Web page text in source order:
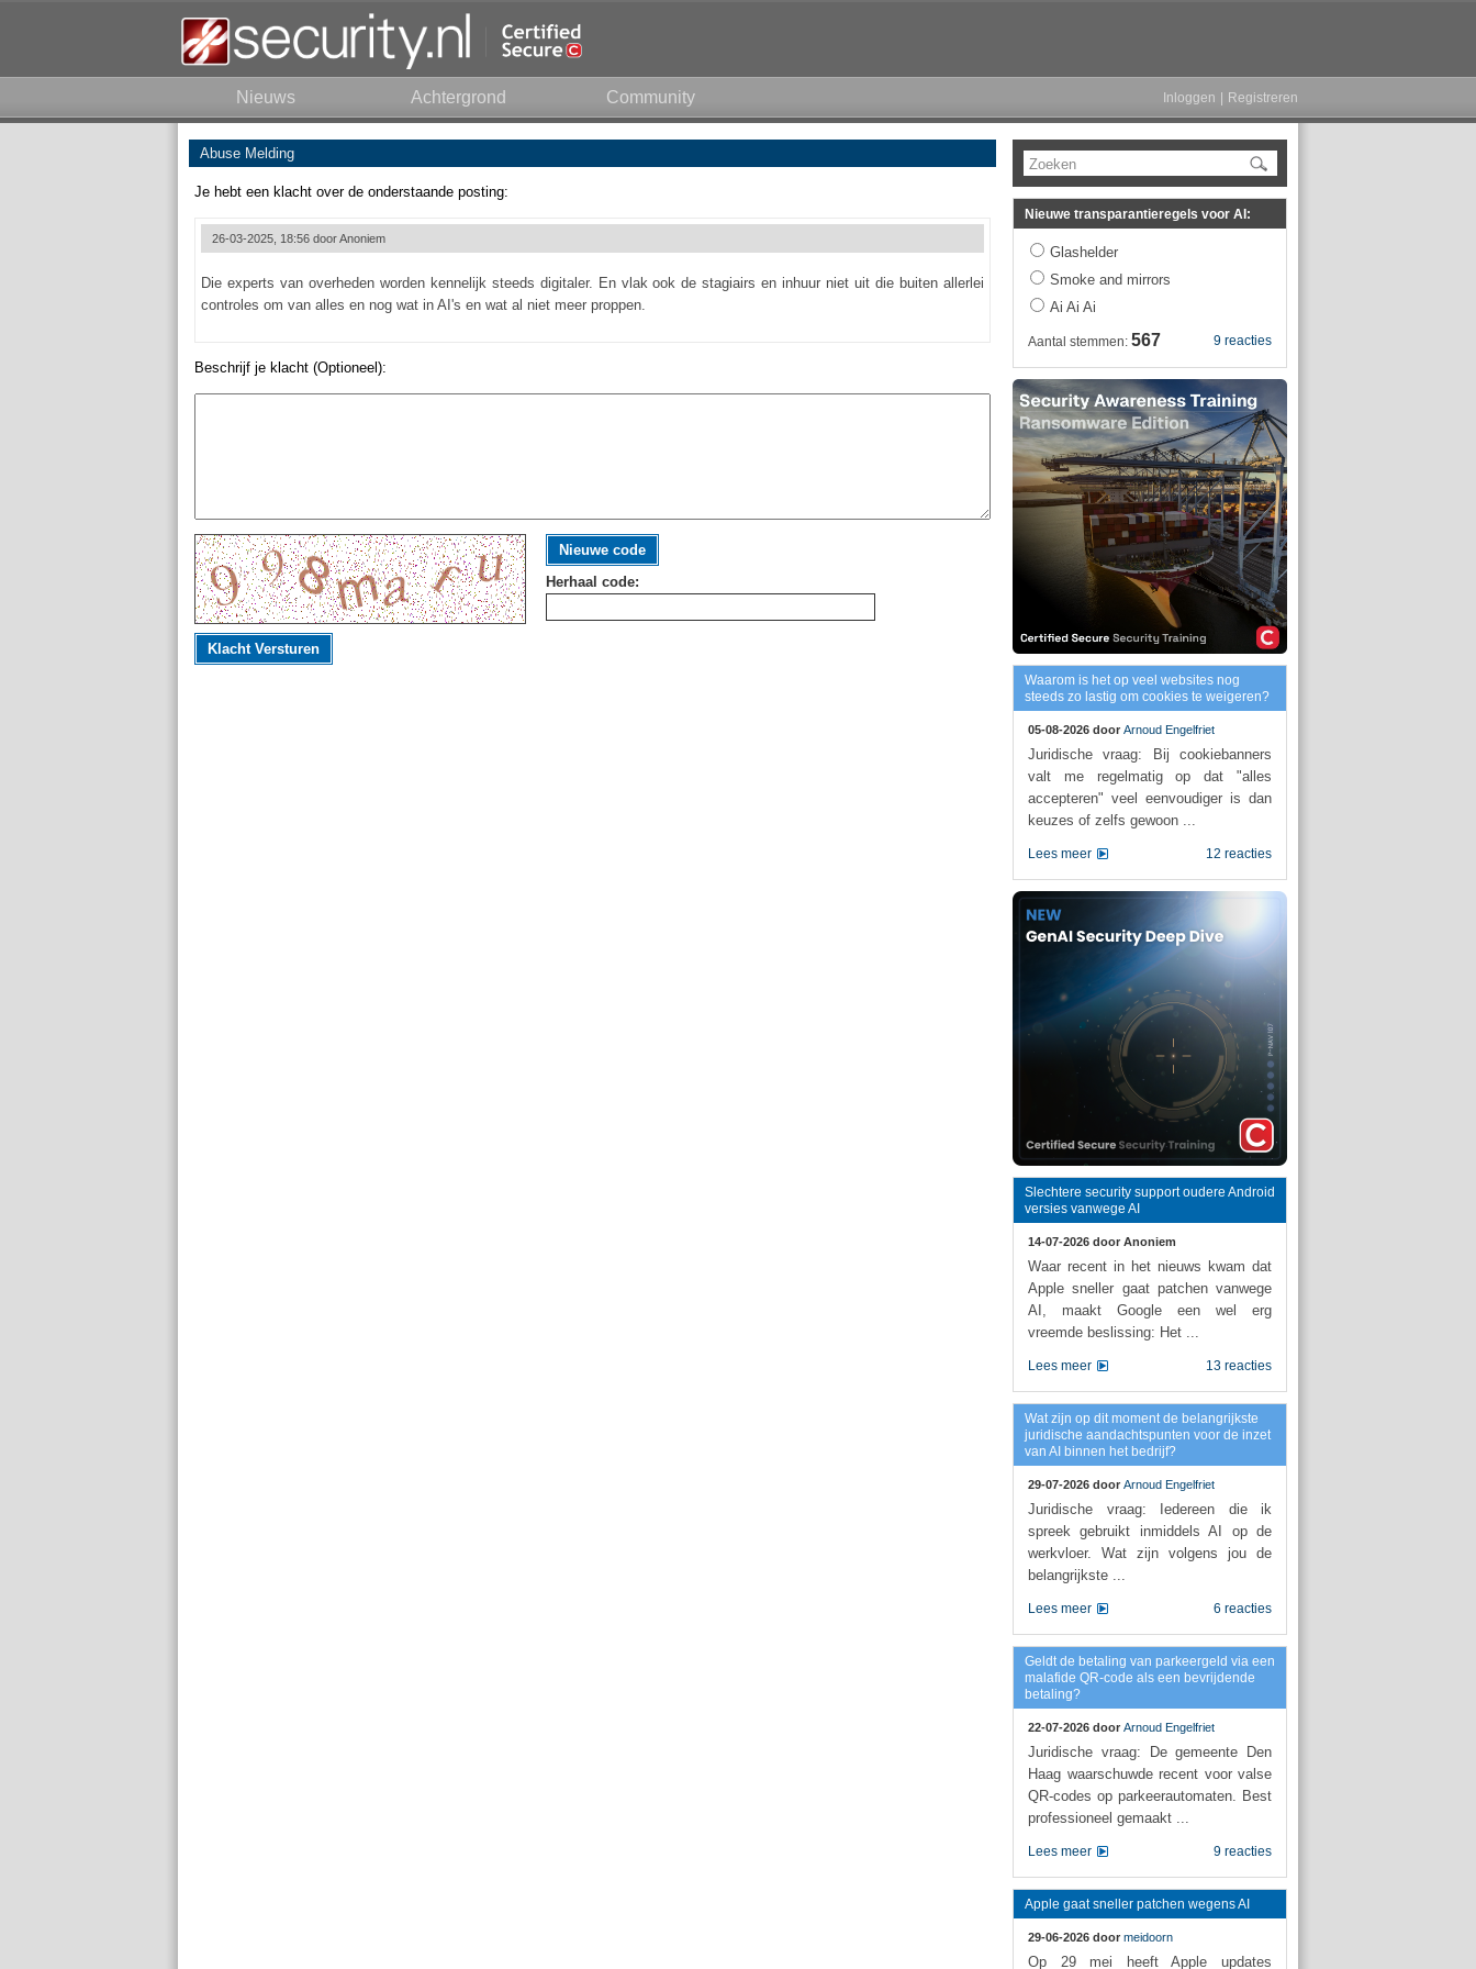
Nieuws Achtergrond Community Inloggen Registreren
Abuse Melding
Je hebt een klacht over de onderstaande posting:
26-03-2025, 18:56 doorAnoniem
Die experts van overheden worden kennelijk steeds digitaler. En vlak ook de stagiairs en inhuur niet uit die buiten allerlei
controles om van alles en nog wat in AI's en wat al niet meer proppen.
Beschrijf je klacht (Optioneel):
Nieuwe code
Herhaal code:
Klacht Versturen
Zoeken
Nieuwe transparantieregels voor AI:
Glashelder
Smoke and mirrors
Ai Ai Ai
9 reacties
Aantal stemmen: 567
Waarom is het op veel websites nog
steeds zo lastig om cookies te weigeren?
05-08-2026 door Arnoud Engelfriet
Juridische vraag: Bij cookiebanners
valt me regelmatig op dat "alles
accepteren" veel eenvoudiger is dan
keuzes of zelfs gewoon ...
12 reacties
Lees meer
Slechtere security support oudere Android
versies vanwege AI
14-07-2026 door Anoniem
Waar recent in het nieuws kwam dat
Apple sneller gaat patchen vanwege
AI, maakt Google een wel erg
vreemde beslissing: Het ...
13 reacties
Lees meer
Wat zijn op dit moment de belangrijkste
juridische aandachtspunten voor de inzet
van AI binnen het bedrijf?
29-07-2026 door Arnoud Engelfriet
Juridische vraag: Iedereen die ik
spreek gebruikt inmiddels AI op de
werkvloer. Wat zijn volgens jou de
belangrijkste ...
6 reacties
Lees meer
Geldt de betaling van parkeergeld via een
malafide QR-code als een bevrijdende
betaling?
22-07-2026 door Arnoud Engelfriet
Juridische vraag: De gemeente Den
Haag waarschuwde recent voor valse
QR-codes op parkeerautomaten. Best
professioneel gemaakt ...
9 reacties
Lees meer
Apple gaat sneller patchen wegens AI
29-06-2026 door meidoorn
Op 29 mei heeft Apple updates